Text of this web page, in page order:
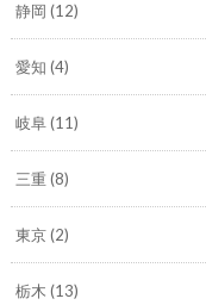
静岡 (12)
愛知 (4)
岐阜(11)
三重 (8)
東京(2)
栃木 (13)